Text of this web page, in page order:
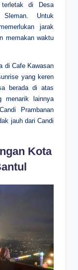
di Desa
Sleman. Untuk
jarak
memakan waktu
di Cafe Kawasan
yang keren
berada di atas
menarik lainnya
Prambanan
jauh dari Candi
Kota